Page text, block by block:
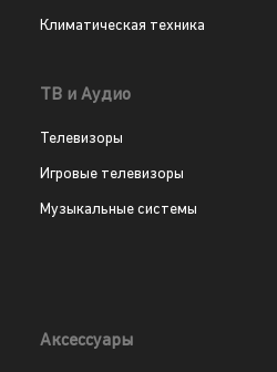
Климатическая техника
ТВ и Аудио
Телевизоры
Игровые телевизоры
Музыкальные системы
Аксессуары